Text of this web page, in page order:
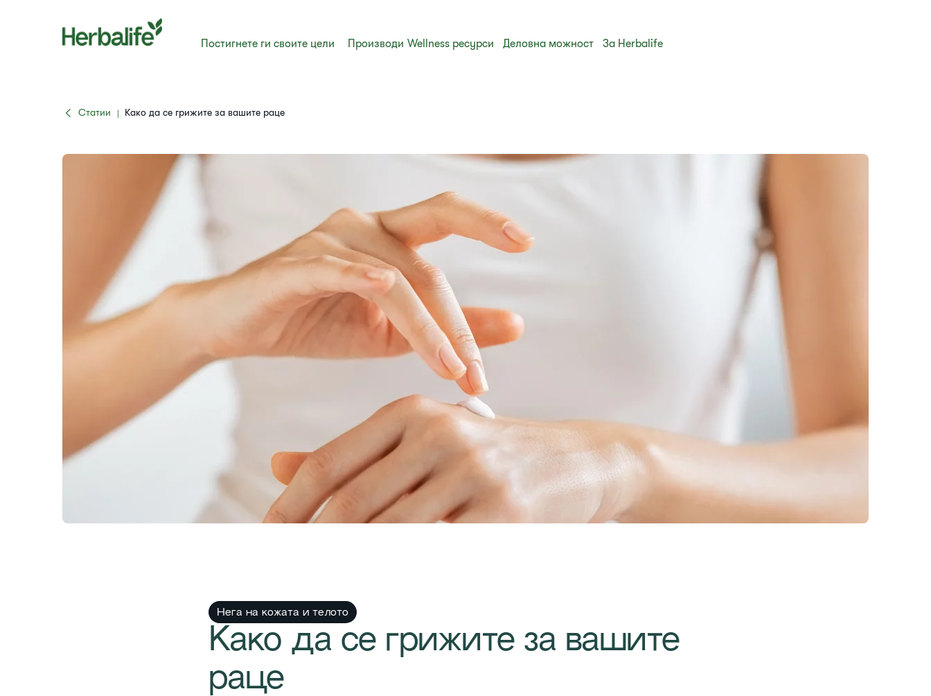
Постигнете ги своите цели Производи Wellness ресурси Деловна можност За Herbalife
Статии | ​Како да се грижите за вашите раце
Нега на кожата и телото
​Како да се грижите за вашите
раце